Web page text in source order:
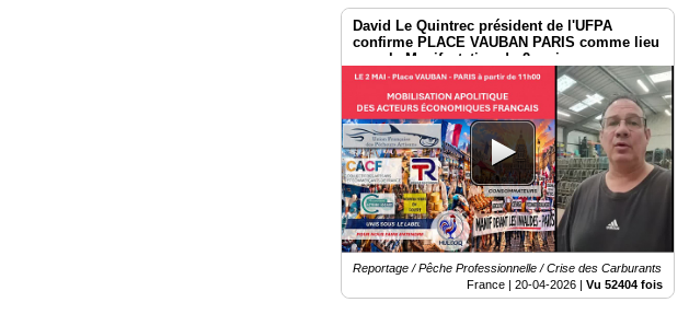
David Le Quintrec président de l'UFPA
confirme PLACE VAUBAN PARIS comme lieu
pour la Manifestation du 2 mai
Reportage / Pêche Professionnelle / Crise des Carburants
France |20-04-2026 |Vu 52404 fois